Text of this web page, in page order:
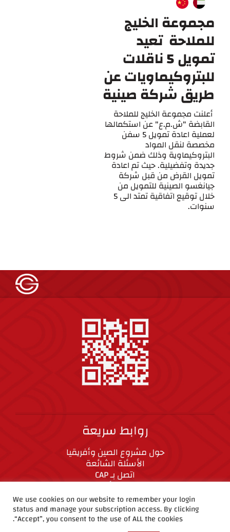
مجموعة الخليج
للملاحة تعيد
تمويل 5 ناقلات
للبتروكيماويات عن
طريق شركة صينية
أعلنت مجموعة الخليج للملاحة
القابضة "ش.م.ع" عن استكمالها
لعملية اعادة تمويل 5 سفن
مخصصة لنقل المواد
البتروكيماوية وذلك ضمن شروط
جديدة وتفضيلية. حيث تم اعادة
تمويل القرض من قبل شركة
جيانغسو الصينية للتمويل من
خلال توقيع اتفاقية تمتد الى 5
سنوات.
روابط سريعة
حول مشروع الصين وأفريقيا
الأسئلة الشائعة
اتصل بـ CAP
المعايير الأخلاقية
We use cookies on our website to remember your login
status and manage your subscription access. By clicking
“Accept”, you consent to the use of ALL the cookies.